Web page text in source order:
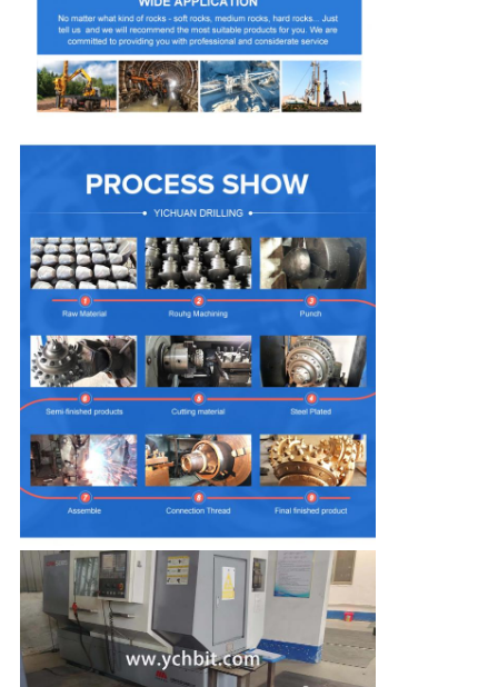
VERBINDUNG
NACHRICHTEN
FORDERN
SIE
EIN
ZITAT
SITEMAP
PRIVACY
POLICY